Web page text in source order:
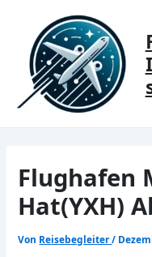
springen
Flughafen
Hat(YXH)
Von Reisebegleiter/